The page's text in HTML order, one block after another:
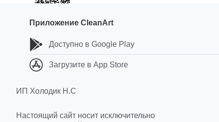
Приложение CleanArt
Доступно в Google Play
Загрузите в App Store
ИП Холодик Н.С
Настоящий сайт носит исключительно